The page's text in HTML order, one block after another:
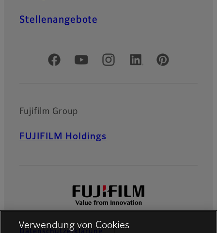
Stellenangebote
Offizielle soziale Medien
Fujifilm Group
FUJIFILM Holdings
Datenschutzerklärung
Verwendung von Cookies